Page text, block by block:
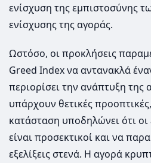
ενίσχυση της εμπιστοσύνης
ενίσχυσης της αγοράς.
Ωστόσο, οι προκλήσεις
Greed Index να αντανακλά
περιορίσει την ανάπτυξη της
υπάρχουν θετικές
κατάσταση υποδηλώνει ότι
είναι προσεκτικοί και να
εξελίξεις στενά. Η αγορά